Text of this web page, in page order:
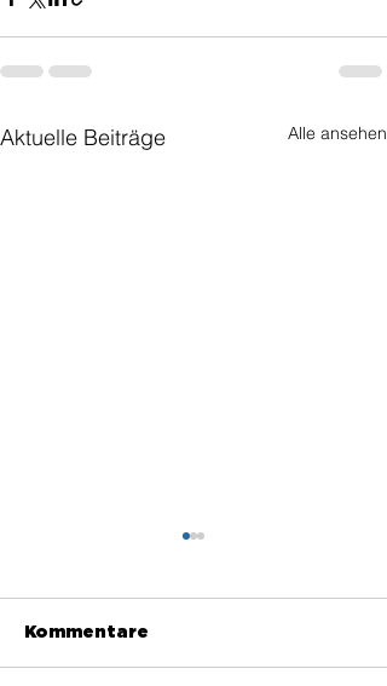
Aktuelle Beiträge Alle ansehen
Kommentare